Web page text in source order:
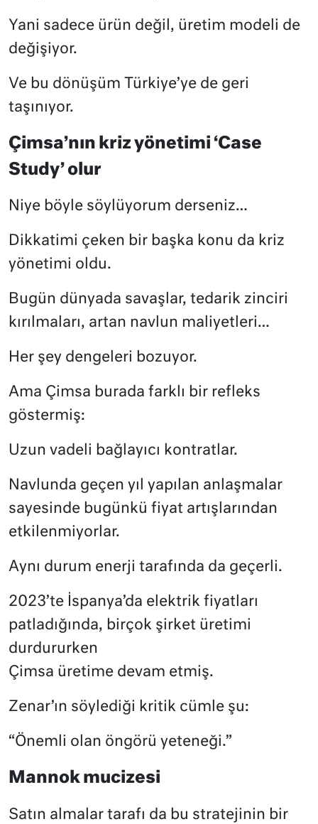
Yani sadece ürün değil, üretim modeli de
değişiyor.
Ve bu dönüşüm Türkiye’ye de geri
taşınıyor.
Çimsa’nın kriz yönetimi ‘Case
Study’ olur
Niye böyle söylüyorum derseniz…
Dikkatimi çeken bir başka konu da kriz
yönetimi oldu.
Bugün dünyada savaşlar, tedarik zinciri
kırılmaları, artan navlun maliyetleri…
Her şey dengeleri bozuyor.
Ama Çimsa burada farklı bir refleks
göstermiş:
Uzun vadeli bağlayıcı kontratlar.
Navlunda geçen yıl yapılan anlaşmalar
sayesinde bugünkü fiyat artışlarından
etkilenmiyorlar.
Aynı durum enerji tarafında da geçerli.
2023’te İspanya’da elektrik fiyatları
patladığında, birçok şirket üretimi
durdururken
Çimsa üretime devam etmiş.
Zenar’ın söylediği kritik cümle şu:
“Önemli olan öngörü yeteneği.”
Mannok mucizesi
Satın almalar tarafı da bu stratejinin bir